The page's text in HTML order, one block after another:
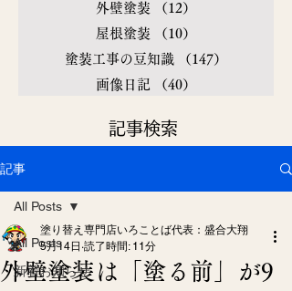
外壁塗装
（12）
屋根塗装
（10）
塗装工事の豆知識
（147）
画像日記
（40）
​記事検索
記事
All Posts
新着お知らせ
All Posts
外壁塗装は「塗る前」が9
塗り替え専門店いろことば代表：盛合大翔
5月14日 読了時間: 11分